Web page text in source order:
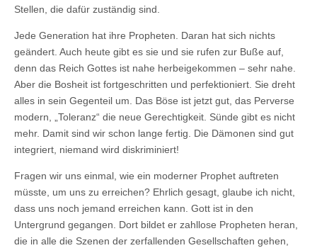
Stellen, die dafür zuständig sind.
Jede Generation hat ihre Propheten. Daran hat sich nichts
geändert. Auch heute gibt es sie und sie rufen zur Buße auf,
denn das Reich Gottes ist nahe herbeigekommen – sehr nahe.
Aber die Bosheit ist fortgeschritten und perfektioniert. Sie dreht
alles in sein Gegenteil um. Das Böse ist jetzt gut, das Perverse
modern, „Toleranz“ die neue Gerechtigkeit. Sünde gibt es nicht
mehr. Damit sind wir schon lange fertig. Die Dämonen sind gut
integriert, niemand wird diskriminiert!
Fragen wir uns einmal, wie ein moderner Prophet auftreten
müsste, um uns zu erreichen? Ehrlich gesagt, glaube ich nicht,
dass uns noch jemand erreichen kann. Gott ist in den
Untergrund gegangen. Dort bildet er zahllose Propheten heran,
die in alle die Szenen der zerfallenden Gesellschaften gehen,